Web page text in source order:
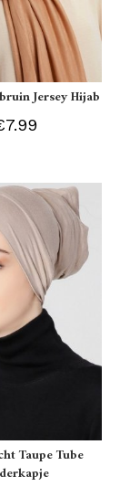
Jersey Hijab
Taupe Tube